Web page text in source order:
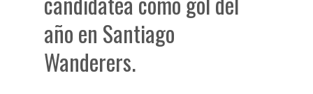
año en Santiago
Wanderers.